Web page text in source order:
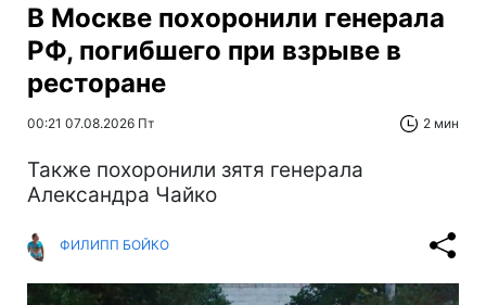
В Москве похоронили генерала
РФ, погибшего при взрыве в
ресторане
00:21 07.08.2026 Пт 2 мин
Также похоронили зятя генерала
Александра Чайко
ФИЛИПП БОЙКО